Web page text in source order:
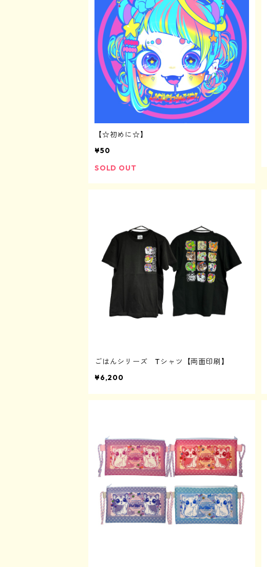
3Dプリンターグッズ
アクリルグッズ
3Dプリンターグッズ
日用品
アクリルグッズ
3Dプリンターグッズ
アクリルグッズ
3Dプリンターグッズ
日用品
アクリルグッズ
その他
マグネット
缶バッジ
その他
アクリルグッズ
アクリルキーホルダー
アクリルスタンド
アクリルブロック
3Dプリンターグッズ
【☆初めに☆】
¥50
SOLD OUT
ごはんシリーズ Tシャツ【両面印刷】
¥6,200